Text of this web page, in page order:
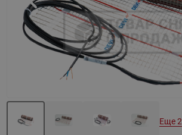
Назад
Еще 2